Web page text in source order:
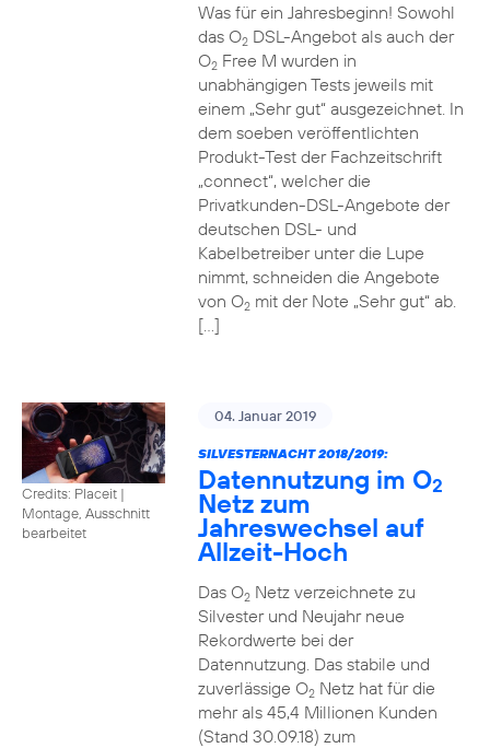
Was für ein Jahresbeginn! Sowohl
das O2DSL-Angebot als auch der
O2Free M wurden in
unabhängigen Tests jeweils mit
einem „Sehr gut“ ausgezeichnet. In
dem soeben veröffentlichten
Produkt-Test der Fachzeitschrift
„connect“, welcher die
Privatkunden-DSL-Angebote der
deutschen DSL- und
Kabelbetreiber unter die Lupe
nimmt, schneiden die Angebote
von O2mit der Note „Sehr gut“ ab.
[…]
Credits: Placeit |
Montage, Ausschnitt
bearbeitet
04. Januar 2019
SILVESTERNACHT 2018/2019:
Datennutzung im O2
Netz zum
Jahreswechsel auf
Allzeit-Hoch
Das O2Netz verzeichnete zu
Silvester und Neujahr neue
Rekordwerte bei der
Datennutzung. Das stabile und
zuverlässige O2Netz hat für die
mehr als 45,4 Millionen Kunden
(Stand 30.09.18) zum